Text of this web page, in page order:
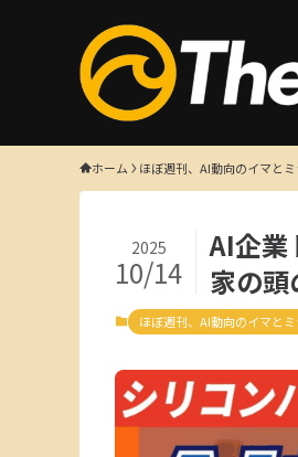
ホーム ほぼ週刊、AI動向のイマと
AI企業
家の頭
2025
10/14
ほぼ週刊、AI動向のイマと